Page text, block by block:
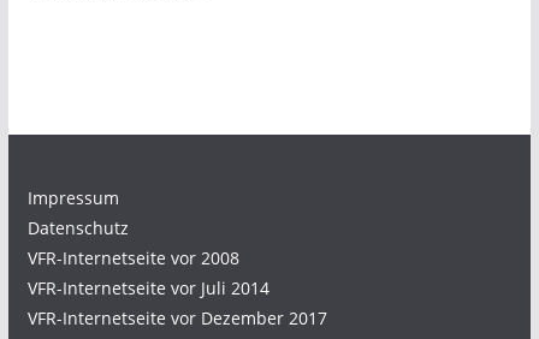
Impressum
Datenschutz
VFR-Internetseite vor 2008
VFR-Internetseite vor Juli 2014
VFR-Internetseite vor Dezember 2017